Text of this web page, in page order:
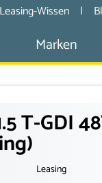
Leasing-Wissen |
Marken
T-GDI
Leasing